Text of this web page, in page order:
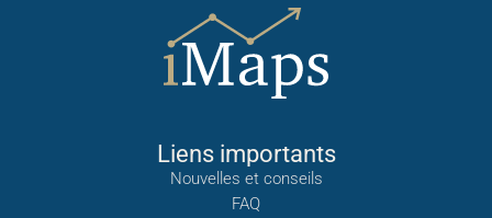
Liens importants
Nouvelles et conseils
FAQ